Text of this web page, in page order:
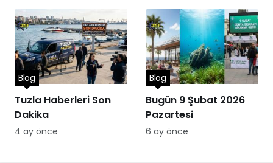
Tuzla Haberleri Son
Dakika
Blog
4 ay önce
Bugün 9 Şubat 2026
Pazartesi
Blog
6 ay önce